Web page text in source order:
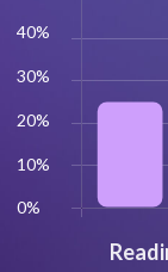
40%
30%
20%
10%
0%